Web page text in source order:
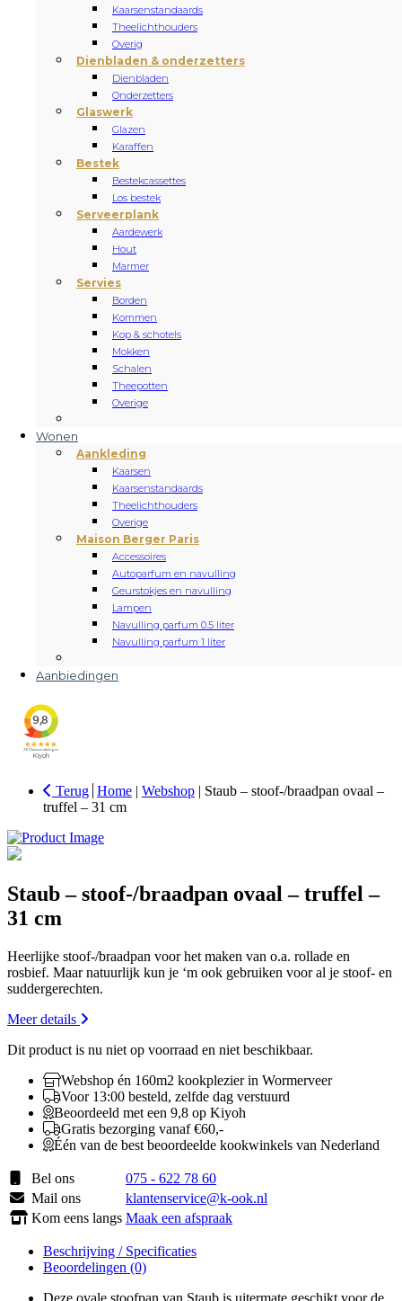
Kaarsenstandaards
Theelichthouders
Overig
Dienbladen & onderzetters
Dienbladen
Onderzetters
Glaswerk
Glazen
Karaffen
Bestek
Bestekcassettes
Los bestek
Serveerplank
Aardewerk
Hout
Marmer
Servies
Borden
Kommen
Kop & schotels
Mokken
Schalen
Theepotten
Overige
Wonen
Aankleding
Kaarsen
Kaarsenstandaards
Theelichthouders
Overige
Maison Berger Paris
Accessoires
Autoparfum en navulling
Geurstokjes en navulling
Lampen
Navulling parfum 0.5 liter
Navulling parfum 1 liter
Aanbiedingen
Terug Home | Webshop | Staub – stoof-/braadpan ovaal –
truffel – 31 cm
Staub – stoof-/braadpan ovaal – truffel –
31 cm
Heerlijke stoof-/braadpan voor het maken van o.a. rollade en
rosbief. Maar natuurlijk kun je ‘m ook gebruiken voor al je stoof- en
suddergerechten.
Meer details
Dit product is nu niet op voorraad en niet beschikbaar.
Webshop én 160m2 kookplezier in Wormerveer
Voor 13:00 besteld, zelfde dag verstuurd
Beoordeeld met een 9,8 op Kiyoh
Gratis bezorging vanaf €60,-
Één van de best beoordeelde kookwinkels van Nederland
Bel ons
075 - 622 78 60
Mail ons
klantenservice@k-ook.nl
Kom eens langs Maak een afspraak
Beschrijving / Specificaties
Beoordelingen (0)
Deze ovale stoofpan van Staub is uitermate geschikt voor de